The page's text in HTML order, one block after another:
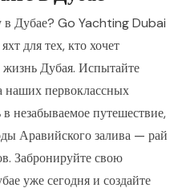
в Дубае? Go Yachting Dubai
для тех, кто хочет
Дубая. Испытайте
наших первоклассных
незабываемое путешествие,
Аравийского залива — рай
Забронируйте свою
уже сегодня и создайте